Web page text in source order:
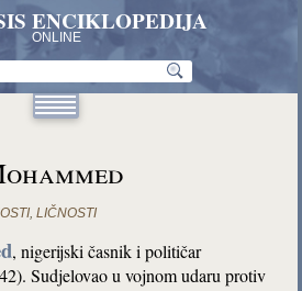
ENCIKLOPEDIJA
ONLINE
,LIČNOSTI
, nigerijski časnik i političar
Sudjelovao u vojnom udaru protiv